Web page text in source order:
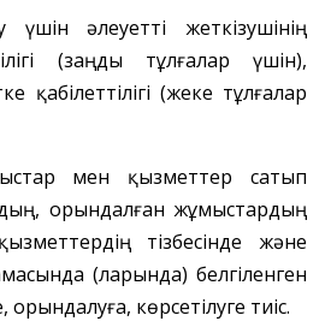
әлеуетті жеткізушінің
(заңды тұлғалар үшін),
қабілеттілігі (жеке тұлғалар
мен қызметтер сатып
орындалған жұмыстардың
тізбесінде және
(ларында) белгіленген
орындалуға, көрсетілуге тиіс.